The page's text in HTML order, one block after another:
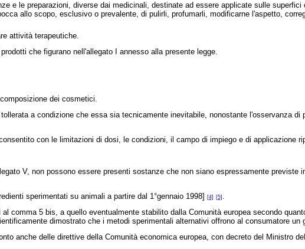
le preparazioni, diverse dai medicinali, destinate ad essere applicate sulle superfici
allo scopo, esclusivo o prevalente, di pulirli, profumarli, modificarne l'aspetto,
attività terapeutiche.
che figurano nell'allegato I annesso alla presente legge.
dei cosmetici.
a condizione che essa sia tecnicamente inevitabile, nonostante l'osservanza di
con le limitazioni di dosi, le condizioni, il campo di impiego e di applicazione
V, non possono essere presenti sostanze che non siano espressamente previste
sperimentati su animali a partire dal 1°gennaio 1998]
[4] [5] .
5 bis, a quello eventualmente stabilito dalla Comunità europea secondo
dimostrato che i metodi sperimentali alternativi offrono al consumatore un
anche delle direttive della Comunità economica europea, con decreto del Ministro